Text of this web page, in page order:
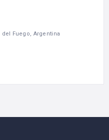
del Fuego, Argentina